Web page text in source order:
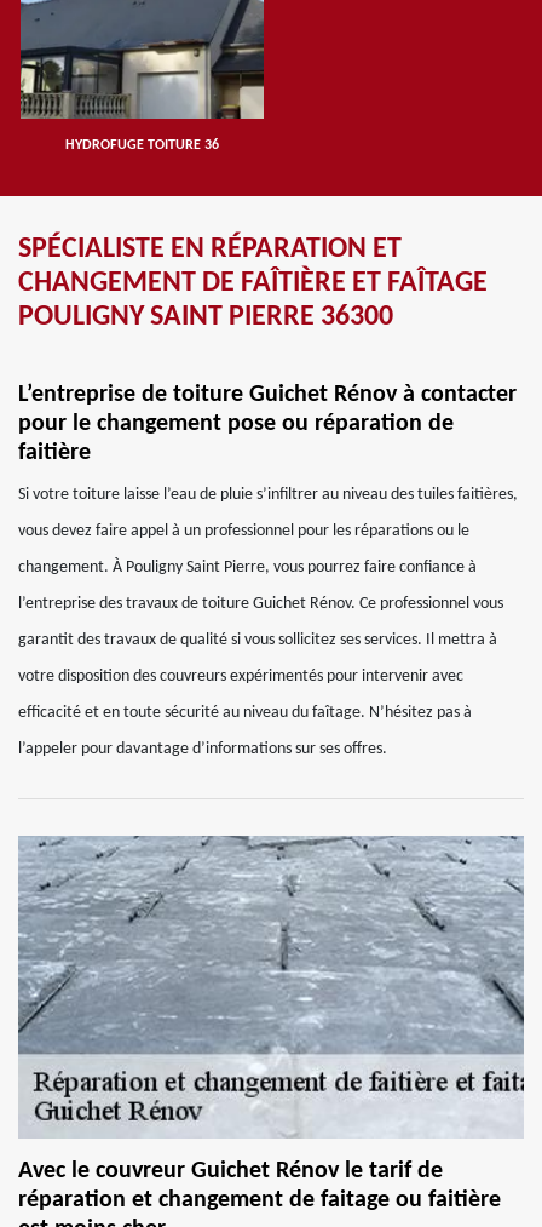
HYDROFUGE TOITURE 36
SPÉCIALISTE EN RÉPARATION ET
CHANGEMENT DE FAÎTIÈRE ET FAÎTAGE
POULIGNY SAINT PIERRE 36300
L’entreprise de toiture Guichet Rénov à contacter
pour le changement pose ou réparation de
faitière
Si votre toiture laisse l’eau de pluie s’infiltrer au niveau des tuiles faitières,
vous devez faire appel à un professionnel pour les réparations ou le
changement. À Pouligny Saint Pierre, vous pourrez faire confiance à
l’entreprise des travaux de toiture Guichet Rénov. Ce professionnel vous
garantit des travaux de qualité si vous sollicitez ses services. Il mettra à
votre disposition des couvreurs expérimentés pour intervenir avec
efficacité et en toute sécurité au niveau du faîtage. N’hésitez pas à
l’appeler pour davantage d’informations sur ses offres.
Avec le couvreur Guichet Rénov le tarif de
réparation et changement de faitage ou faitière